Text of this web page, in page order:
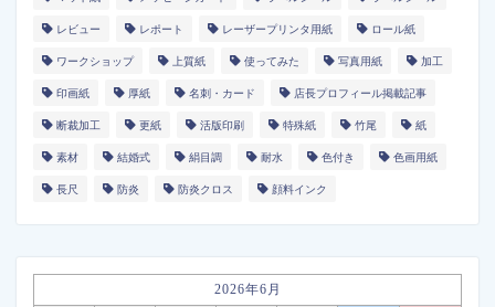
レビュー レポート レーザープリンタ用紙 ロール紙
ワークショップ 上質紙 使ってみた 写真用紙 加工
印画紙 厚紙 名刺・カード 店長プロフィール掲載記事
断裁加工 更紙 活版印刷 特殊紙 竹尾 紙
素材 結婚式 絹目調 耐水 色付き 色画用紙
長尺 防炎 防炎クロス 顔料インク
2026年6月